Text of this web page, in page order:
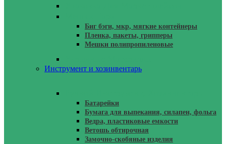
Биг бэги, мкр, мягкие контейнеры
Пленка, пакеты, грипперы
Мешки полипропиленовые
Инструмент и хозинвентарь
Батарейки
Бумага для выпекания, силапен, фольга
Ведра, пластиковые емкости
Ветошь обтирочная
Замочно-скобяные изделия